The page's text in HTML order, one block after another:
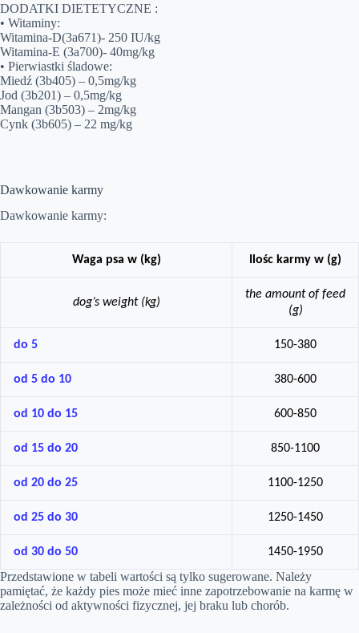
DODATKI DIETETYCZNE :
• Witaminy:
Witamina-D(3a671)- 250 IU/kg
Witamina-E (3a700)- 40mg/kg
• Pierwiastki śladowe:
Miedź (3b405) – 0,5mg/kg
Jod (3b201) – 0,5mg/kg
Mangan (3b503) – 2mg/kg
Cynk (3b605) – 22 mg/kg
Dawkowanie karmy
Dawkowanie karmy:
Waga psa w (kg) Ilośc karmy w (g)
dog’s weight (kg)
the amount of feed
(g)
do 5 150-380
od 5 do 10 380-600
od 10 do 15 600-850
od 15 do 20 850-1100
od 20 do 25 1100-1250
od 25 do 30 1250-1450
od 30 do 50 1450-1950
Przedstawione w tabeli wartości są tylko sugerowane. Należy
pamiętać, że każdy pies może mieć inne zapotrzebowanie na karmę w
zależności od aktywności fizycznej, jej braku lub chorób.